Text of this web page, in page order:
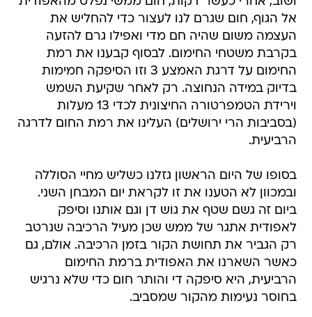
אל הגוף, חום שגרם לנו לעצור כדי להחליש את
העצמה משום שהיה חם מדי ואפילו גרם להזעה
בקרבת משטחי החימום. לבסוף קבענו את רמת
החימום על דרגת האמצע 3 וזו הסיפקה חמימות
בדיוק במידה הנחוצה. רק לאחר שקיעת השמש
וירידת הטמפרטורה החיצונית לכדי 13 מעלות
(בסביבות הרי ירושלים) העלינו את רמת החום לדרגה
הרביעית.
בסופו של היום הראשון גזלנו כשליש מחיי הסוללה
ובמכוון לא הטענו את זו לקראת יום המבחן השני.
ביום זה גשם שטף את גוש דן וגם אותנו וסיפק
לאפודית אתגר של ממש שכן מעיל הרכיבה שנרטב
רק הגביר את תחושת הקור בזמן הרכיבה. אולם, גם
כאשר השארנו את האפודית ברמת החימום
הרביעית, היא סיפקה די והותר חום כדי שלא נרגיש
בחוסר נעימות מהקור שמסביב.